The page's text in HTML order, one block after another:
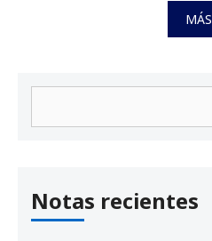
MÁS
Notas recientes